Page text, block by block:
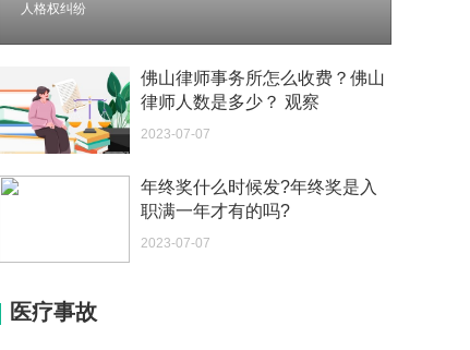
办？
2023-05-04
如何续签居住证 我的1月7日到期
2023-05-04
关报案？
你好 我需要申请去美国结婚的签证 过程是什么？
人格权纠纷
佛山律师事务所怎么收费？佛山
律师人数是多少？ 观察
2023-07-07
年终奖什么时候发?年终奖是入
职满一年才有的吗?
2023-07-07
医疗事故